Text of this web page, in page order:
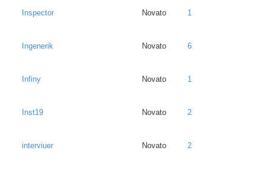
Novato
Inspector 1
Novato
Ingenerik 6
Novato
Infiny 1
Novato
Inst19 2
Novato
interviuer 2